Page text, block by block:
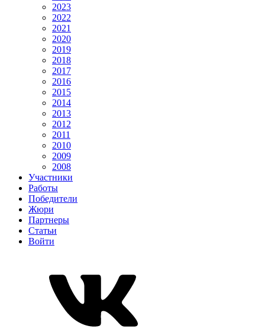
2023
2022
2021
2020
2019
2018
2017
2016
2015
2014
2013
2012
2011
2010
2009
2008
Участники
Работы
Победители
Жюри
Партнеры
Статьи
Войти